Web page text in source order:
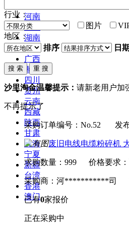
河南
湖北
湖南
广东
广西
海南
四川
贵州
云南
西藏
陕西
甘肃
青海
宁夏
新疆
台湾
香港
澳门
行业：
图片
地区：
排序
日期
沙里淘金温馨提示： 请新老用户加
不再提示了
采购订单编号：No.52 发布
废旧电线电缆粉碎机
求购数量：999 价格要求
采购商：河***********司
已有0家报价
正在采购中